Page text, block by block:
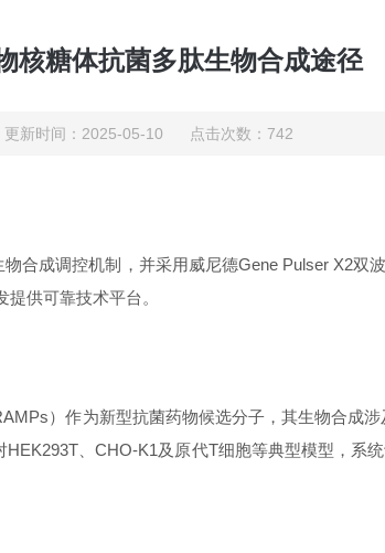
核糖体抗菌多肽生物合成途径​
更新时间：2025-05-10 点击次数：742
合成调控机制，并采用威尼德Gene Pulser X2双
供可靠技术平台。
）作为新型抗菌药物候选分子，其生物合成
、CHO-K1及原代T细胞等典型模型，系